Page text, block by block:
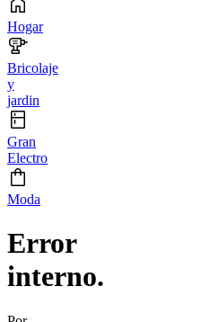
Hogar
Bricolaje
y
jardin
Gran
Electro
Moda
Error
interno.